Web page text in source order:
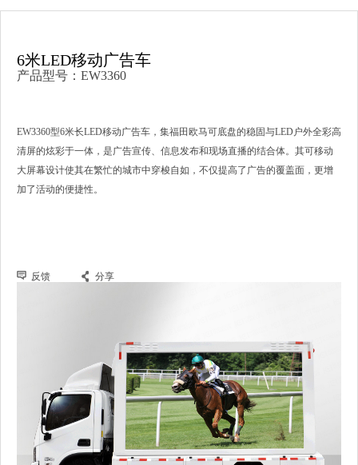
6米LED移动广告车
产品型号：EW3360
EW3360型6米长LED移动广告车，集福田欧马可底盘的稳固与LED户外全彩高
清屏的炫彩于一体，是广告宣传、信息发布和现场直播的结合体。其可移动
大屏幕设计使其在繁忙的城市中穿梭自如，不仅提高了广告的覆盖面，更增
加了活动的便捷性。
反馈 分享